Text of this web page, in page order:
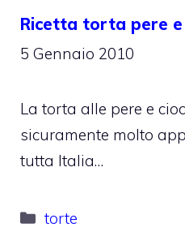
Ricetta torta pere
5 Gennaio 2010
La torta alle pere e
sicuramente molto
tutta Italia…
Categorie
torte